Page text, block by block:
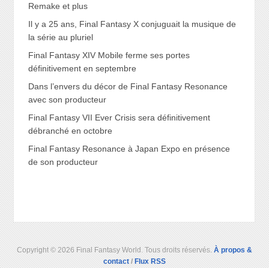
Remake et plus
Il y a 25 ans, Final Fantasy X conjuguait la musique de
la série au pluriel
Final Fantasy XIV Mobile ferme ses portes
définitivement en septembre
Dans l’envers du décor de Final Fantasy Resonance
avec son producteur
Final Fantasy VII Ever Crisis sera définitivement
débranché en octobre
Final Fantasy Resonance à Japan Expo en présence
de son producteur
Copyright © 2026 Final Fantasy World. Tous droits réservés.À propos &
contact/Flux RSS